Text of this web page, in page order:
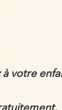
à votre